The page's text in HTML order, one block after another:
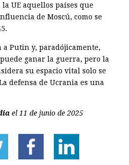
UE aquellos países que
de Moscú, como se
a Putin y, paradójicamente,
ganar la guerra, pero la
su espacio vital solo se
defensa de Ucrania es una
el 11 de junio de 2025